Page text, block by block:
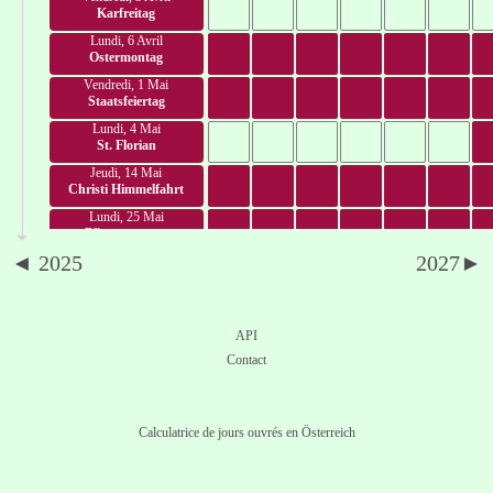
Karfreitag
Lundi, 6 Avril
Ostermontag
Vendredi, 1 Mai
Staatsfeiertag
Lundi, 4 Mai
St. Florian
Jeudi, 14 Mai
Christi Himmelfahrt
Lundi, 25 Mai
Pfingstmontag
Lundi, 26 Octobre
◄ 2025 2027►
API
Contact
Calculatrice de jours ouvrés en Österreich